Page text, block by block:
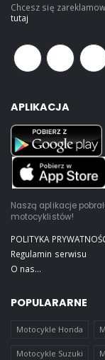
Chcesz się
tutaj
APLIKACJA
Naszą aplikacje
motocyklistów!
POLITYKA
Regulamin serwisu
O nas...
POPULARARNE
Motocykle Honda
Motocykle Suzuki